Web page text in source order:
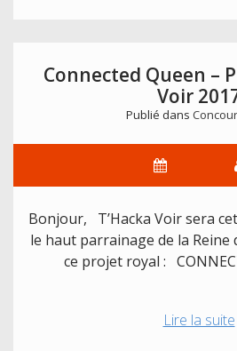
:
Connected Queen –
Voir
Publié dans
Bonjour, T’Hacka Voir sera
le haut parrainage de la Reine
ce projet royal :
Lire la suite